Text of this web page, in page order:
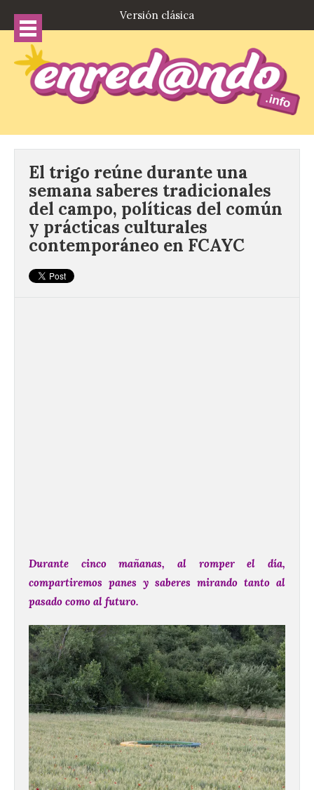
Versión clásica
El trigo reúne durante una
semana saberes tradicionales
del campo, políticas del común
y prácticas culturales
contemporáneo en FCAYC
Durante cinco mañanas, al romper el día,
compartiremos panes y saberes mirando tanto al
pasado como al futuro.